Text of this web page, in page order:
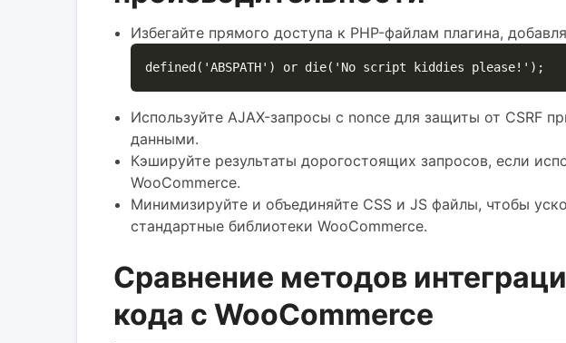
Избегайте прямого доступа к PHP-файлам плагина,
Используйте AJAX-запросы с nonce для защиты от CSRF
данными.
Кэшируйте результаты дорогостоящих запросов, если
WooCommerce.
Минимизируйте и объединяйте CSS и JS файлы, чтобы
стандартные библиотеки WooCommerce.
Сравнение методов
кода с WooCommerce